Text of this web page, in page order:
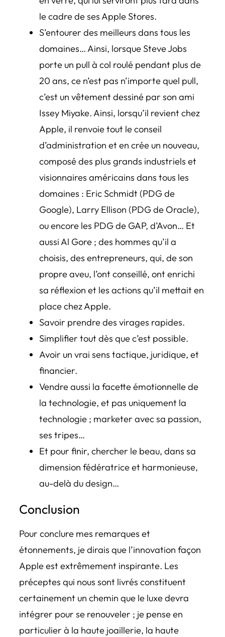
le cadre de ses Apple Stores.
S’entourer des meilleurs dans tous les
domaines… Ainsi, lorsque Steve Jobs
porte un pull à col roulé pendant plus de
20 ans, ce n’est pas n’importe quel pull,
c’est un vêtement dessiné par son ami
Issey Miyake. Ainsi, lorsqu’il revient chez
Apple, il renvoie tout le conseil
d’administration et en crée un nouveau,
composé des plus grands industriels et
visionnaires américains dans tous les
domaines : Eric Schmidt (PDG de
Google), Larry Ellison (PDG de Oracle),
ou encore les PDG de GAP, d’Avon… Et
aussi Al Gore ; des hommes qu’il a
choisis, des entrepreneurs, qui, de son
propre aveu, l’ont conseillé, ont enrichi
sa réflexion et les actions qu’il mettait en
place chez Apple.
Savoir prendre des virages rapides.
Simplifier tout dès que c’est possible.
Avoir un vrai sens tactique, juridique, et
financier.
Vendre aussi la facette émotionnelle de
la technologie, et pas uniquement la
technologie ; marketer avec sa passion,
ses tripes…
Et pour finir, chercher le beau, dans sa
dimension fédératrice et harmonieuse,
au-delà du design…
Conclusion
Pour conclure mes remarques et
étonnements, je dirais que l’innovation façon
Apple est extrêmement inspirante. Les
préceptes qui nous sont livrés constituent
certainement un chemin que le luxe devra
intégrer pour se renouveler ; je pense en
particulier à la haute joaillerie, la haute